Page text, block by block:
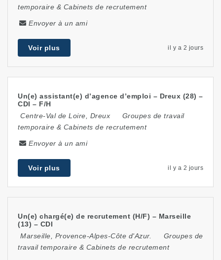
temporaire & Cabinets de recrutement
Envoyer à un ami
Voir plus il y a 2 jours
Un(e) assistant(e) d’agence d’emploi – Dreux (28) –
CDI – F/H
Centre-Val de Loire
Dreux
Groupes de travail
temporaire & Cabinets de recrutement
Envoyer à un ami
Voir plus il y a 2 jours
Un(e) chargé(e) de recrutement (H/F) – Marseille
(13) – CDI
Marseille
Provence-Alpes-Côte d'Azur.
Groupes de
travail temporaire & Cabinets de recrutement